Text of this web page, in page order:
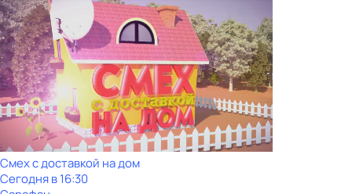
Смех с доставкой на дом
Сегодня в 16:30